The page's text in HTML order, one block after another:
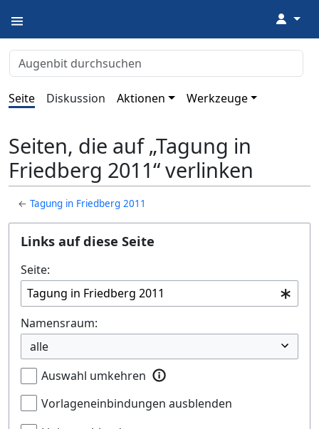
↓
Seite Diskussion Aktionen Werkzeuge
Seiten, die auf „Tagung in
Friedberg 2011“ verlinken
←Tagung in Friedberg 2011
Links auf diese Seite
Seite:
Namensraum:
Auswahl umkehren
Vorlageneinbindungen ausblenden